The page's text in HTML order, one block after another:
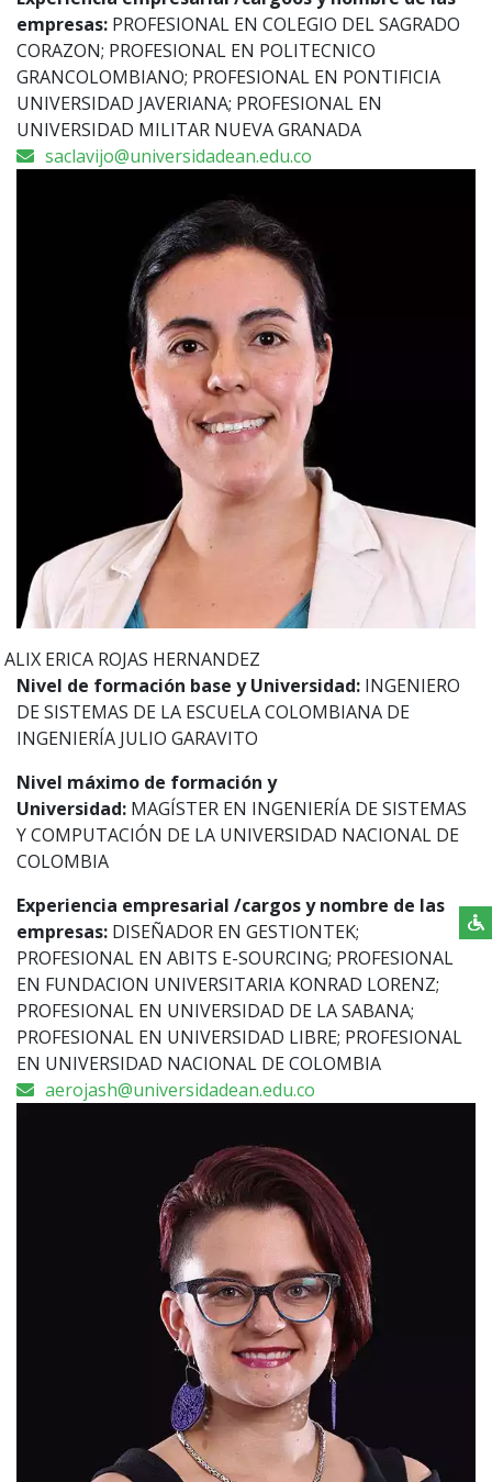
empresas: PROFESIONAL EN COLEGIO DEL SAGRADO
CORAZON; PROFESIONAL EN POLITECNICO
GRANCOLOMBIANO; PROFESIONAL EN PONTIFICIA
UNIVERSIDAD JAVERIANA; PROFESIONAL EN
UNIVERSIDAD MILITAR NUEVA GRANADA
saclavijo@universidadean.edu.co
ALIX ERICA ROJAS HERNANDEZ
Nivel de formación base y Universidad: INGENIERO
DE SISTEMAS DE LA ESCUELA COLOMBIANA DE
INGENIERÍA JULIO GARAVITO
Nivel máximo de formación y
Universidad: MAGÍSTER EN INGENIERÍA DE SISTEMAS
Y COMPUTACIÓN DE LA UNIVERSIDAD NACIONAL DE
COLOMBIA
Experiencia empresarial /cargos y nombre de las
empresas: DISEÑADOR EN GESTIONTEK;
PROFESIONAL EN ABITS E-SOURCING; PROFESIONAL
EN FUNDACION UNIVERSITARIA KONRAD LORENZ;
PROFESIONAL EN UNIVERSIDAD DE LA SABANA;
PROFESIONAL EN UNIVERSIDAD LIBRE; PROFESIONAL
EN UNIVERSIDAD NACIONAL DE COLOMBIA
aerojash@universidadean.edu.co